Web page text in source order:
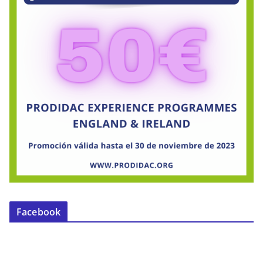
Facebook